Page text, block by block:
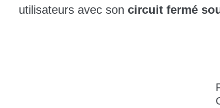
utilisateurs avec son circuit fermé